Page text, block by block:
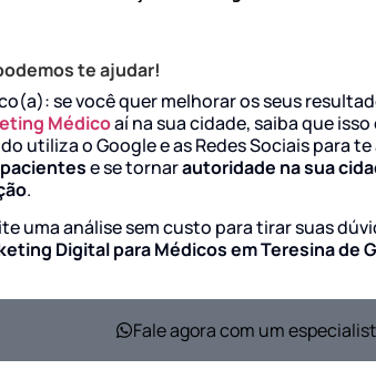
te ajudar!
se você quer melhorar os seus
Médicoaí na sua cidade, saiba que
utiliza o Google e as Redes Sociais para te
e se tornarautoridade na sua
.
uma análise sem custo para tirar suas
Digital para Médicos em Teresina de
Fale agora com um